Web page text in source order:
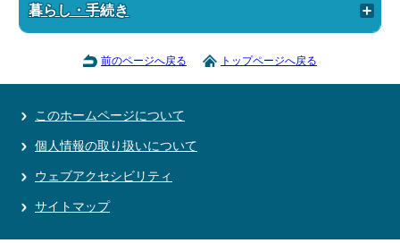
暮らし・手続き
前のページへ戻る トップページへ戻る
このホームページについて
個人情報の取り扱いについて
ウェブアクセシビリティ
サイトマップ